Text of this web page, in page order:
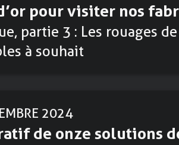
pour visiter nos
partie 3 : Les rouages
à souhait
2024
de onze solutions